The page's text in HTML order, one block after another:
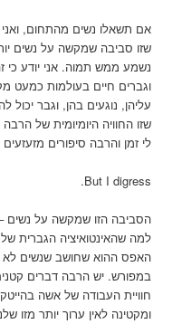
אם תשאלו נשים מהתחום,
שזו סביבה שמקשה על נשים
נשמע ממש תמוה. אני יודע כי
וגברים חיים בעולמות כמעט
שזו החוויה היומיומית של
לי זמן והרבה סיפורים
But I digress.
הסביבה הזו שמקשה על נשים –
למה שהאינטואיציה הגברית
האפס ההוא שחושב שנשים לא
במפורש. יש הרבה דברים
חוויית העבודה של אשה
ומקטינה לאין ערוך יותר מזו